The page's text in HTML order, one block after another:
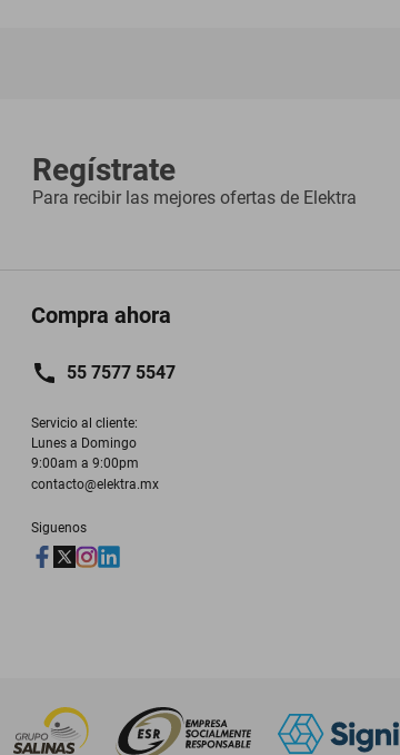
Regístrate
Para recibir las mejores ofertas de Elektra
Compra ahora
55 7577 5547
Servicio al cliente:
Lunes a Domingo
9:00am a 9:00pm
contacto@elektra.mx
Siguenos